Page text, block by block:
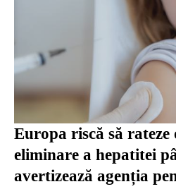
Europa riscă să rateze
eliminare a hepatitei
avertizează agenția